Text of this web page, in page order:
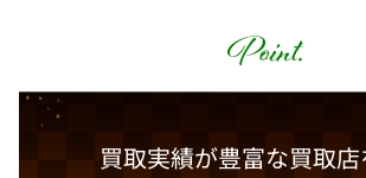
買取実績が豊富な買取